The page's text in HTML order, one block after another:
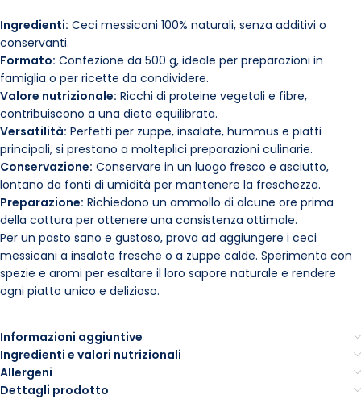
Ingredienti: Ceci messicani 100% naturali, senza additivi o
conservanti.
Formato: Confezione da 500 g, ideale per preparazioni in
famiglia o per ricette da condividere.
Valore nutrizionale: Ricchi di proteine vegetali e fibre,
contribuiscono a una dieta equilibrata.
Versatilità: Perfetti per zuppe, insalate, hummus e piatti
principali, si prestano a molteplici preparazioni culinarie.
Conservazione: Conservare in un luogo fresco e asciutto,
lontano da fonti di umidità per mantenere la freschezza.
Preparazione: Richiedono un ammollo di alcune ore prima
della cottura per ottenere una consistenza ottimale.
Per un pasto sano e gustoso, prova ad aggiungere i ceci
messicani a insalate fresche o a zuppe calde. Sperimenta con
spezie e aromi per esaltare il loro sapore naturale e rendere
ogni piatto unico e delizioso.
Informazioni aggiuntive
Ingredienti e valori nutrizionali
Allergeni
Dettagli prodotto